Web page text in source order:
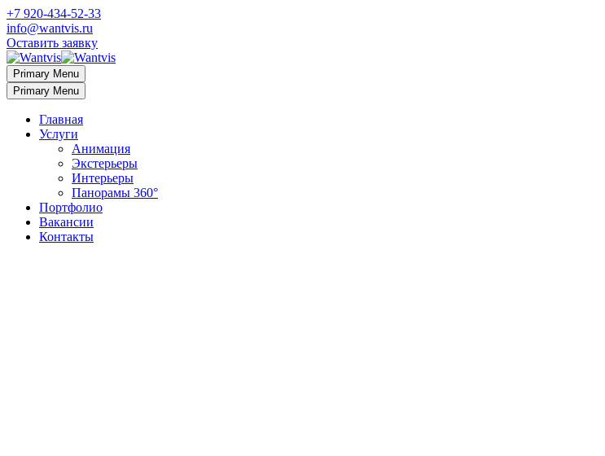
+7 920-434-52-33
info@wantvis.ru
Оставить заявку
Primary Menu
Primary Menu
Главная
Услуги
Анимация
Экстерьеры
Интерьеры
Панорамы 360°
Портфолио
Вакансии
Контакты